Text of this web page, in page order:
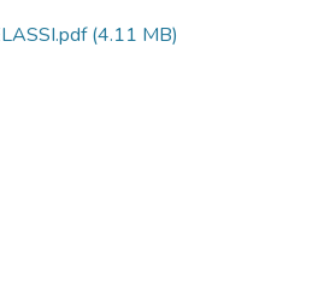
(4.11 MB)